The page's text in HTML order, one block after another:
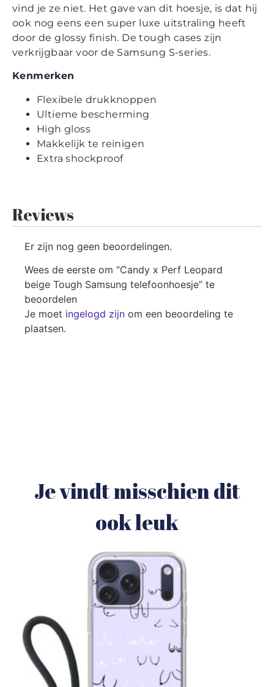
vind je ze niet. Het gave van dit hoesje, is dat hij
ook nog eens een super luxe uitstraling heeft
door de glossy finish. De tough cases zijn
verkrijgbaar voor de Samsung S-series.
Kenmerken
Flexibele drukknoppen
Ultieme bescherming
High gloss
Makkelijk te reinigen
Extra shockproof
Reviews
Er zijn nog geen beoordelingen.
Wees de eerste om “Candy x Perf Leopard
beige Tough Samsung telefoonhoesje” te
beoordelen
Je moet ingelogd zijn om een beoordeling te
plaatsen.
Je vindt misschien dit
ook leuk